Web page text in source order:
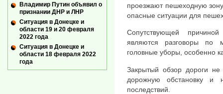
проезжают пешеходную
опасные ситуации для
Сопутствующей
являются разговоры по
головные уборы, особенно
Закрытый обзор дороги
дорожную обстановку и
последствий.
Владимир Путин объявил о
признании ДНР и ЛНР
Ситуация в Донецке и
области 19 и 20 февраля
2022 года
Ситуация в Донецке и
области 18 февраля 2022
года